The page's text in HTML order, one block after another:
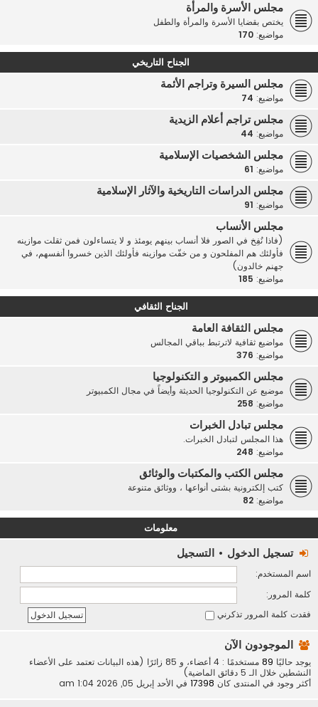
مجلس الأسرة والمرأة
يختص بقضايا الأسرة والمرأة والطفل
مواضيع: 170
الجناح التاريخي
مجلس السيرة وتراجم الأئمة
مواضيع: 74
مجلس تراجم أعلام الزيدية
مواضيع: 44
مجلس الشخصيات الإسلامية
مواضيع: 61
مجلس الدراسات التاريخية والآثار الإسلامية
مواضيع: 91
مجلس الأنساب
(فاذا نُفِخ في الصور فلا أنساب بينهم يومئذ و لا يتساءلون فمن ثقلت موازينه
فأولئك هم المفلحون و من خفّت موازينه فأولئك الذين خسروا أنفسهم، في
جهنم خالدون)
مواضيع: 185
الجناح الثقافي
مجلس الثقافة العامة
مواضيع ثقافية لاترتبط بباقي المجالس
مواضيع: 376
مجلس الكمبيوتر و التكنولوجيا
موضيع عن التكنولوجيا الحديثة وأيضاً في مجال الكمبيوتر
مواضيع: 258
مجلس تبادل الخبرات
هذا المجلس لتبادل الخبرات.
مواضيع: 248
مجلس الكتب والمكتبات والوثائق
كتب إلكترونية بشتى أنواعها ، ووثائق متنوعة
مواضيع: 82
معلومات
تسجيل الدخول • التسجيل
اسم المستخدم:
كلمة المرور:
فقدت كلمة المرور تذكرني
الموجودون الآن
يوجد حاليًا 89
مستخدمًا : 4 أعضاء، و 85 زائرًا (هذه البيانات تعتمد على الأعضاء
النشطين خلال الـ 5 دقائق الماضية)
أكثر وجود في المنتدى كان 17398 في الأحد إبريل 05, 2026 1:04 am